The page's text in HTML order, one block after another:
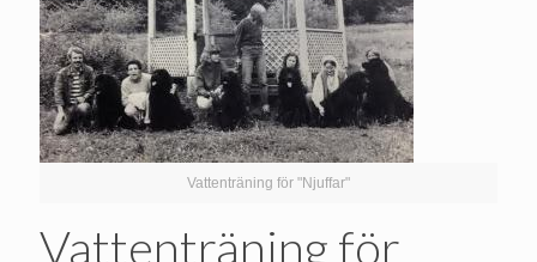
Vattenträning för "Njuffar"
Vattenträning för